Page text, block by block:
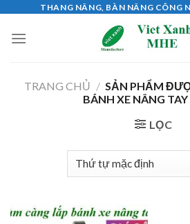
content
THANG NÂNG, BÀN NÂNG CÔNG
TRANG CHỦ / SẢN PHẨM
BÁNH XE NÂNG TAY
LỌC